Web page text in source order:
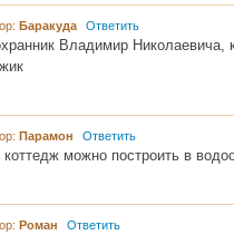
Баракуда Ответить
Владимир Николаевича,
Парамон Ответить
коттедж можно построить в
Роман Ответить